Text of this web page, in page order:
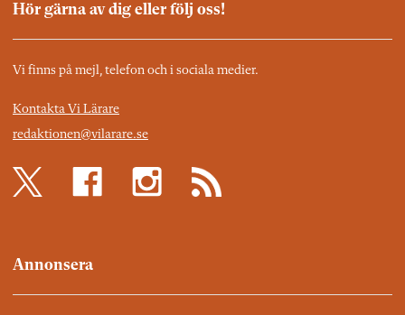
Hör gärna av dig eller följ oss!
Vi finns på mejl, telefon och i sociala medier.
Kontakta Vi Lärare
redaktionen@vilarare.se
Annonsera